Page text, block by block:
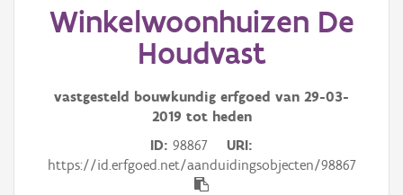
Erfgoedobject
Waarneming
Gebeurtenis
Winkelwoonhuizen De
Houdvast
vastgesteld bouwkundig erfgoed van 29-03-
2019 tot heden
ID 98867
URI
https://id.erfgoed.net/aanduidingsobjecten/98867